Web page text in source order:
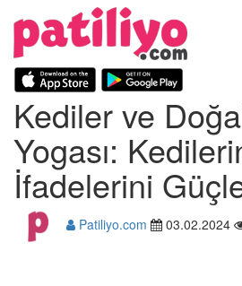
Kediler ve
Yogası:
İfadelerini
Patiliyo.com 03.02.2024